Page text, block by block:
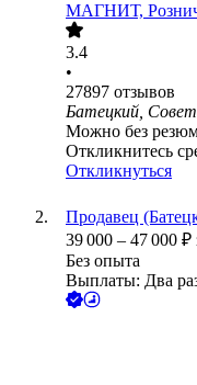
МАГНИТ,
3.4
•
27897 отзывов
Батецкий,
Можно без
Откликнитесь
Откликнуться
Продавец
39 000 – 47 000 ₽
Без опыта
Выплаты: Два